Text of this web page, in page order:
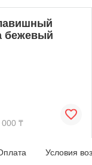
бежевый
₸
Условия